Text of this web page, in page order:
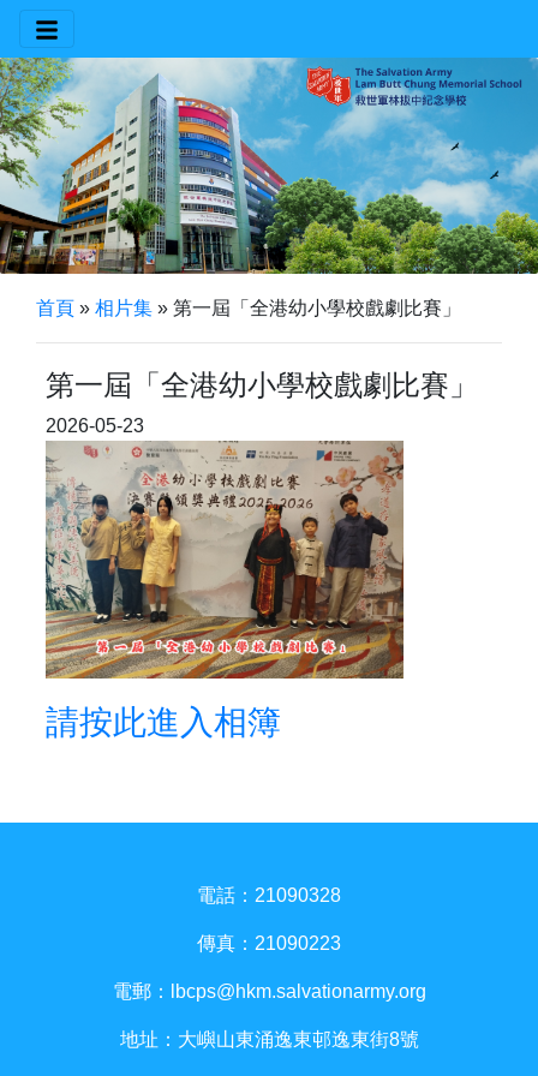
首頁 » 相片集 » 第一屆「全港幼小學校戲劇比賽」
第一屆「全港幼小學校戲劇比賽」
2026-05-23
請按此進入相簿
電話：21090328
傳真：21090223
電郵： lbcps@hkm.salvationarmy.org
地址：大嶼山東涌逸東邨逸東街8號